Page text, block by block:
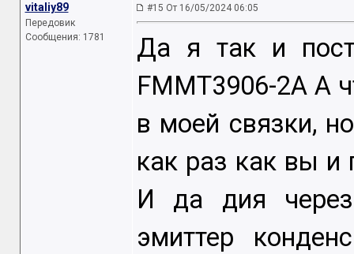
vitaliy89
Передовик
Сообщения: 1781
#15 От 16/05/2024 06:05
Да я так и
FMMT3906-2A А
в моей связки,
как раз как вы и
И да дия
эмиттер